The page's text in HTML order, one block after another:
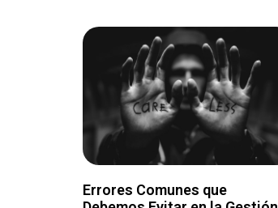
Errores Comunes que